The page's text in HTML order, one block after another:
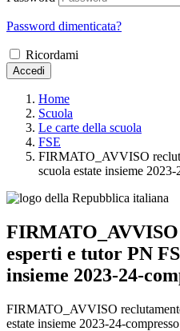
Password dimenticata?
Ricordami
Accedi
Home
Scuola
Le carte della scuola
FSE
FIRMATO_AVVISO
scuola estate insieme 2023-
esperti e tutor PN
insieme 2023-24-
FIRMATO_AVVISO
estate insieme 2023-24-compresso